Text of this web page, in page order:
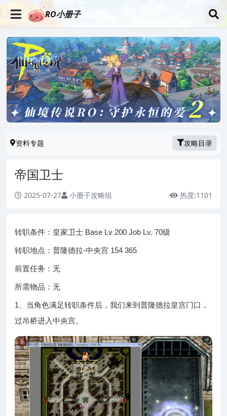
RO小册子
资料专题 攻略目录
帝国卫士
2025-07-27 小册子攻略组 热度:1101
转职条件：皇家卫士 Base Lv 200 Job Lv. 70级
转职地点：普隆德拉-中央宫 154 365
前置任务：无
所需物品：无
1、当角色满足转职条件后，我们来到普隆德拉皇宫门口，
过吊桥进入中央宫。